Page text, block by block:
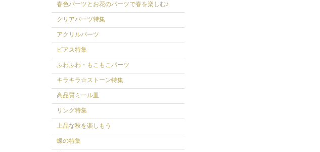
春色パーツとお花のパーツで春を楽しむ♪
クリアパーツ特集
アクリルパーツ
ピアス特集
ふわふわ・もこもこパーツ
キラキラ☆ストーン特集
高品質ミール皿
リング特集
上品な秋を楽しもう
蝶の特集